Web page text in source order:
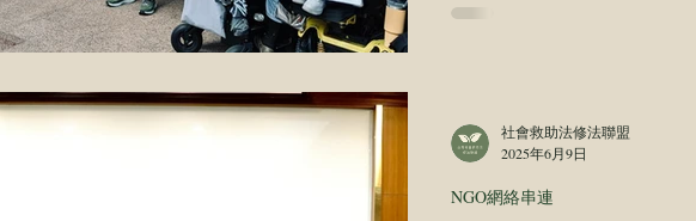
總統雖未開口，內政部卻已
住資源。因此，橫跨青年、
今日（5月27日）齊赴民進
票」，並要求賴總統於中常
NGO網絡串連
社會救助法修法聯盟
2025年6月9日